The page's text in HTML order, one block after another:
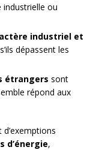
industrielle ou
industriel et
dépassent les
étrangers sont
répond aux
d’énergie,